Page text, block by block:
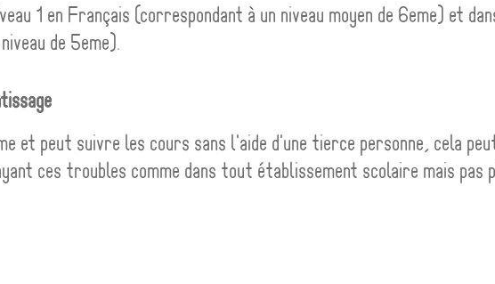
1 en Français (correspondant à un niveau moyen de 6eme) et
de 5eme).
et peut suivre les cours sans l'aide d'une tierce personne, cela
ces troubles comme dans tout établissement scolaire mais pas